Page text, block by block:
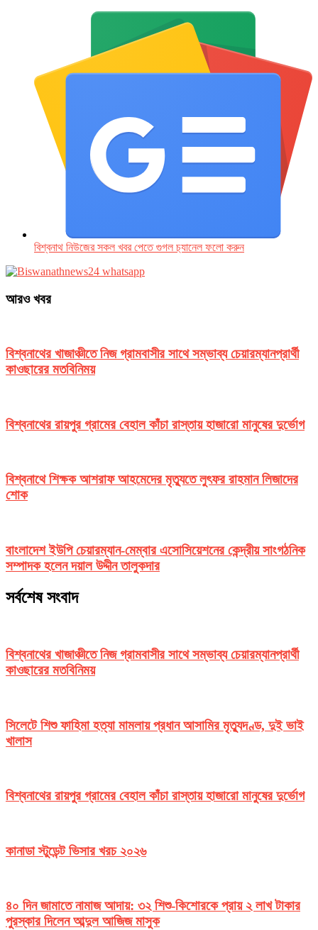
বিশ্বনাথ নিউজের সকল খবর পেতে গুগল চ‌্যানেল ফলো করুন
আরও খবর
বিশ্বনাথের খাজাঞ্চীতে নিজ গ্রামবাসীর সাথে সম্ভাব্য চেয়ারম্যানপ্রার্থী
কাওছারের মতবিনিময়
বিশ্বনাথের রায়পুর গ্রামের বেহাল কাঁচা রাস্তায় হাজারো মানুষের দুর্ভোগ
বিশ্বনাথে শিক্ষক আশরাফ আহমেদের মৃত্যুতে লুৎফর রাহমান লিজাদের
শোক
বাংলাদেশ ইউপি চেয়ারম্যান-মেম্বার এসোসিয়েশনের কেন্দ্রীয় সাংগঠনিক
সম্পাদক হলেন দয়াল উদ্দীন তালুকদার
সর্বশেষ সংবাদ
বিশ্বনাথের খাজাঞ্চীতে নিজ গ্রামবাসীর সাথে সম্ভাব্য চেয়ারম্যানপ্রার্থী
কাওছারের মতবিনিময়
সিলেটে শিশু ফাহিমা হত্যা মামলায় প্রধান আসামির মৃত্যুদণ্ড, দুই ভাই
খালাস
বিশ্বনাথের রায়পুর গ্রামের বেহাল কাঁচা রাস্তায় হাজারো মানুষের দুর্ভোগ
কানাডা স্টুডেন্ট ভিসার খরচ ২০২৬
৪০ দিন জামাতে নামাজ আদায়: ৩২ শিশু-কিশোরকে প্রায় ২ লাখ টাকার
পুরস্কার দিলেন আব্দুল আজিজ মাসুক